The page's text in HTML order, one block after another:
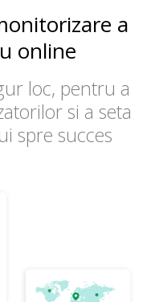
a
online
loc, pentru a
si a seta
spre succes